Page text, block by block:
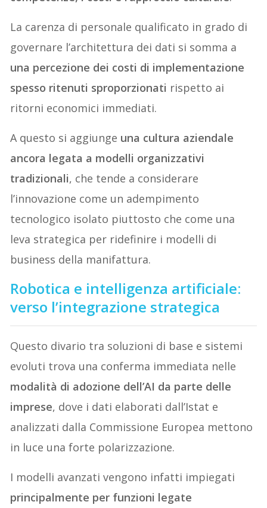
La carenza di personale qualificato in grado di
governare l’architettura dei dati si somma a
una percezione dei costi di implementazione
spesso ritenuti sproporzionati rispetto ai
ritorni economici immediati.
A questo si aggiunge una cultura aziendale
ancora legata a modelli organizzativi
tradizionali, che tende a considerare
l’innovazione come un adempimento
tecnologico isolato piuttosto che come una
leva strategica per ridefinire i modelli di
business della manifattura.
Robotica e intelligenza artificiale:
verso l’integrazione strategica
Questo divario tra soluzioni di base e sistemi
evoluti trova una conferma immediata nelle
modalità di adozione dell’AI da parte delle
imprese, dove i dati elaborati dall’Istat e
analizzati dalla Commissione Europea mettono
in luce una forte polarizzazione.
I modelli avanzati vengono infatti impiegati
principalmente per funzioni legate